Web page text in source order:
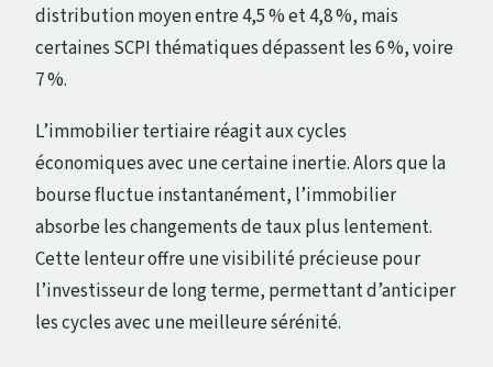
distribution moyen entre 4,5 % et 4,8 %, mais
certaines SCPI thématiques dépassent les 6 %, voire
7 %.
L’immobilier tertiaire réagit aux cycles
économiques avec une certaine inertie. Alors que la
bourse fluctue instantanément, l’immobilier
absorbe les changements de taux plus lentement.
Cette lenteur offre une visibilité précieuse pour
l’investisseur de long terme, permettant d’anticiper
les cycles avec une meilleure sérénité.